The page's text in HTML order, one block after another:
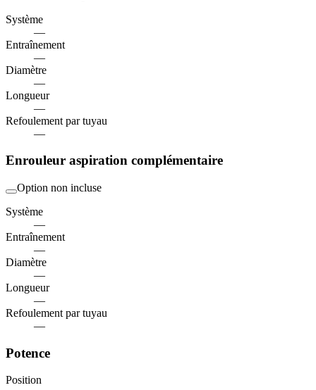
Système
—
Entraînement
—
Diamètre
—
Longueur
—
Refoulement par tuyau
—
Enrouleur aspiration complémentaire
Option non incluse
Système
—
Entraînement
—
Diamètre
—
Longueur
—
Refoulement par tuyau
—
Potence
Position